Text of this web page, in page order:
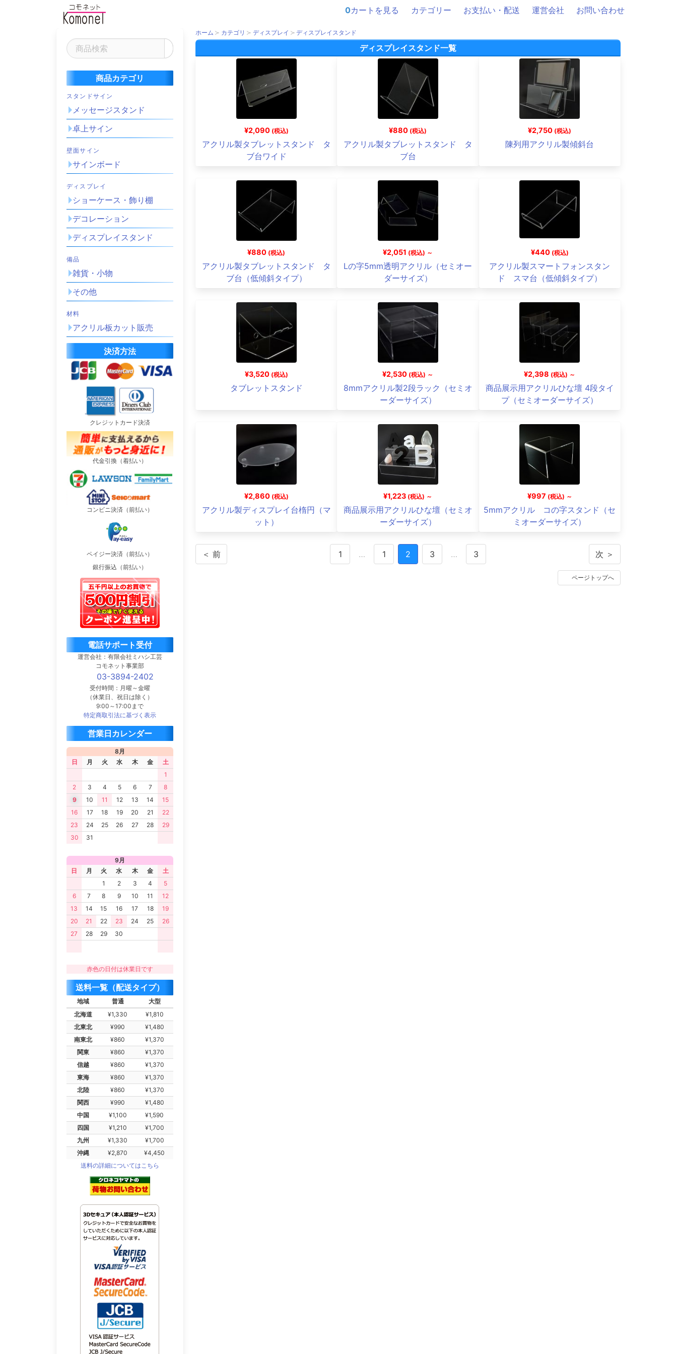
0カートを見る カテゴリー お支払い・配送 運営会社 お問い合わせ
商品カテゴリ
スタンドサイン
メッセージスタンド
卓上サイン
壁面サイン
サインボード
ディスプレイ
ショーケース・飾り棚
デコレーション
ディスプレイスタンド
備品
雑貨・小物
その他
材料
アクリル板カット販売
決済方法
クレジットカード決済
代金引換（着払い）
コンビニ決済（前払い）
ペイジー決済（前払い）
銀行振込（前払い）
電話サポート受付
運営会社：有限会社ミハシ工芸
コモネット事業部
03-3894-2402
受付時間：月曜～金曜
（休業日、祝日は除く）
9:00～17:00まで
特定商取引法に基づく表示
営業日カレンダー
8月
日
月 火 水 木 金
土
1
2
3 4 5 6 7
8
9
10 11 12 13 14
15
16
17 18 19 20 21
22
23
24 25 26 27 28
29
30
31
9月
日
月 火 水 木 金
土
1
2 3 4
5
6
7 8 9 10 11
12
13
14 15 16 17 18
19
20
21 22 23 24 25
26
27
28 29 30
赤色の日付は休業日です
送料一覧（配送タイプ）
地域 普通
大型
北海道
¥1,330
¥1,810
北東北
¥990
¥1,480
南東北
¥860
¥1,370
関東
¥860
¥1,370
信越
¥860
¥1,370
東海
¥860
¥1,370
北陸
¥860
¥1,370
関西
¥990
¥1,480
中国
¥1,100
¥1,590
四国
¥1,210
¥1,700
九州
¥1,330
¥1,700
沖縄
¥2,870
¥4,450
送料の詳細についてはこちら
ホーム カテゴリ ディスプレイ ディスプレイスタンド
ディスプレイスタンド一覧
¥2,090 (税込)
アクリル製タブレットスタンド タ
ブ台ワイド
¥880 (税込)
アクリル製タブレットスタンド タ
ブ台
¥2,750 (税込)
陳列用アクリル製傾斜台
¥880 (税込)
アクリル製タブレットスタンド タ
ブ台（低傾斜タイプ）
¥2,051 (税込) ～
Lの字5mm透明アクリル（セミオー
ダーサイズ）
¥440 (税込)
アクリル製スマートフォンスタン
ド スマ台（低傾斜タイプ）
¥3,520 (税込)
タブレットスタンド
¥2,530 (税込) ～
8mmアクリル製2段ラック（セミオ
ーダーサイズ）
¥2,398 (税込) ～
商品展示用アクリルひな壇 4段タイ
プ（セミオーダーサイズ）
¥2,860 (税込)
アクリル製ディスプレイ台楕円（マ
ット）
¥1,223 (税込) ～
商品展示用アクリルひな壇（セミオ
ーダーサイズ）
¥997 (税込) ～
5mmアクリル コの字スタンド（セ
ミオーダーサイズ）
＜ 前 次 ＞
1 … 1 2 3 … 3
ページトップへ